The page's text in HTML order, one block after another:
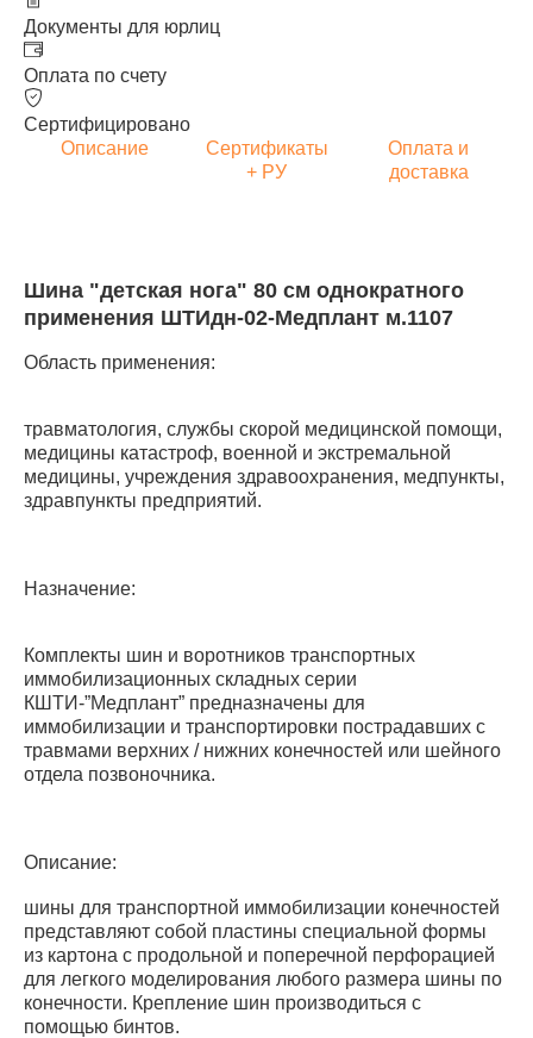
Документы для юрлиц
Оплата по счету
Сертифицировано
Описание
Сертификаты
+ РУ
Оплата и
доставка
Шина "детская нога" 80 см однократного
применения ШТИдн-02-Медплант м.1107
Область применения:
травматология, службы скорой медицинской помощи,
медицины катастроф, военной и экстремальной
медицины, учреждения здравоохранения, медпункты,
здравпункты предприятий.
Назначение:
Комплекты шин и воротников транспортных
иммобилизационных складных серии
КШТИ-”Медплант” предназначены для
иммобилизации и транспортировки пострадавших с
травмами верхних / нижних конечностей или шейного
отдела позвоночника.
Описание:
шины для транспортной иммобилизации конечностей
представляют собой пластины специальной формы
из картона с продольной и поперечной перфорацией
для легкого моделирования любого размера шины по
конечности. Крепление шин производиться с
помощью бинтов.